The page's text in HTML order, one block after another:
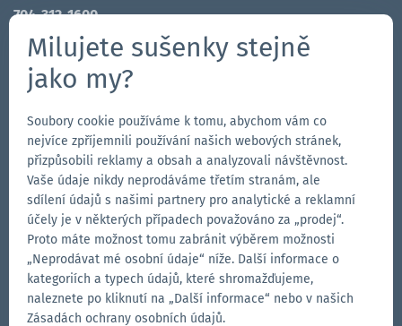
704-312-1600
cz@zingerle.group
Follow us
Přejít
na
stránku
na
Facebooku
Přejít
na
stránku
na
Instagramu
Sledujte
nás
na
YouTube
Přejít
na
stránku
na
LinkedIn
Our Brands
Přejít
na
webové
stránky
Ecotent
Přejít
na
webové
stránky
Aerise
Přejít
na
webové
Milujete sušenky stejně
jako my?
Soubory cookie používáme k tomu, abychom vám co
nejvíce zpříjemnili používání našich webových stránek,
přizpůsobili reklamy a obsah a analyzovali návštěvnost.
Vaše údaje nikdy neprodáváme třetím stranám, ale
sdílení údajů s našimi partnery pro analytické a reklamní
účely je v některých případech považováno za „prodej“.
Proto máte možnost tomu zabránit výběrem možnosti
„Neprodávat mé osobní údaje“ níže. Další informace o
kategoriích a typech údajů, které shromažďujeme,
naleznete po kliknutí na „Další informace“ nebo v našich
Zásadách ochrany osobních údajů.